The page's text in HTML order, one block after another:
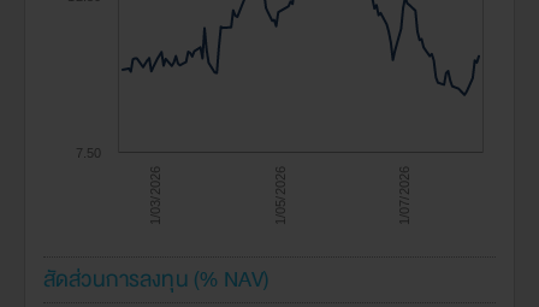
1/03/2026 1/05/2026 1/07/2026
7.50
สัดส่วนการลงทุน (% NAV)